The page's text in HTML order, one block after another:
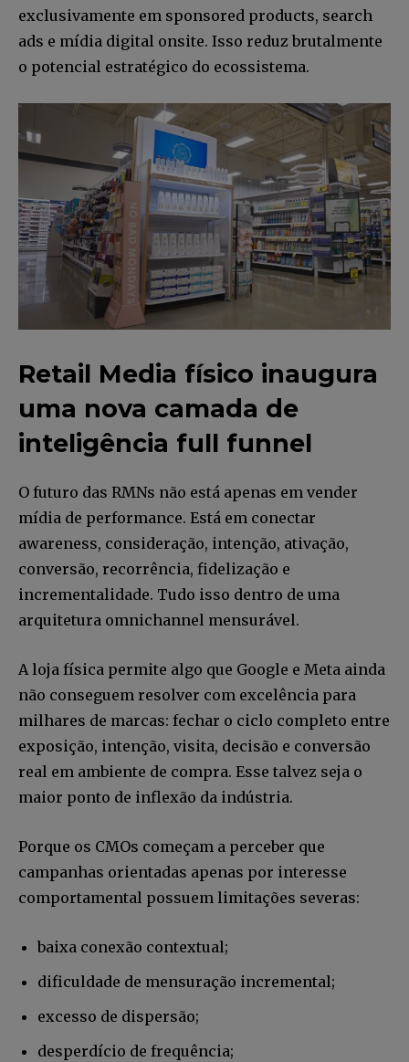
exclusivamente em sponsored products, search
ads e mídia digital onsite. Isso reduz brutalmente
o potencial estratégico do ecossistema.
Retail Media físico inaugura
uma nova camada de
inteligência full funnel
O futuro das RMNs não está apenas em vender
mídia de performance. Está em conectar
awareness, consideração, intenção, ativação,
conversão, recorrência, fidelização e
incrementalidade. Tudo isso dentro de uma
arquitetura omnichannel mensurável.
A loja física permite algo que Google e Meta ainda
não conseguem resolver com excelência para
milhares de marcas: fechar o ciclo completo entre
exposição, intenção, visita, decisão e conversão
real em ambiente de compra. Esse talvez seja o
maior ponto de inflexão da indústria.
Porque os CMOs começam a perceber que
campanhas orientadas apenas por interesse
comportamental possuem limitações severas:
baixa conexão contextual;
dificuldade de mensuração incremental;
excesso de dispersão;
desperdício de frequência;